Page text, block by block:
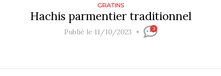
GRATINS
Hachis parmentier traditionnel
Publié le 11/10/2023 3